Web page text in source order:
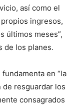
así como el
ingresos,
últimos meses”,
de los planes.
en “la
de resguardar los
consagrados